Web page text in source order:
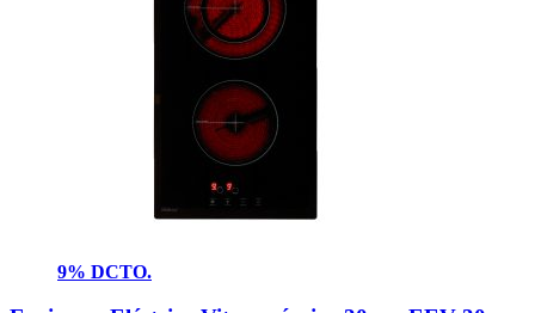
9% DCTO.